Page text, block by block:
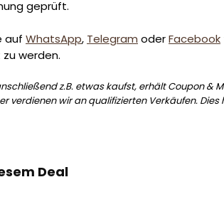
geprüft.
auf WhatsApp, Telegram oderFacebook
werden.
z.B. etwas kaufst, erhält Coupon &
verdienen wir an qualifizierten Verkäufen.
Deal